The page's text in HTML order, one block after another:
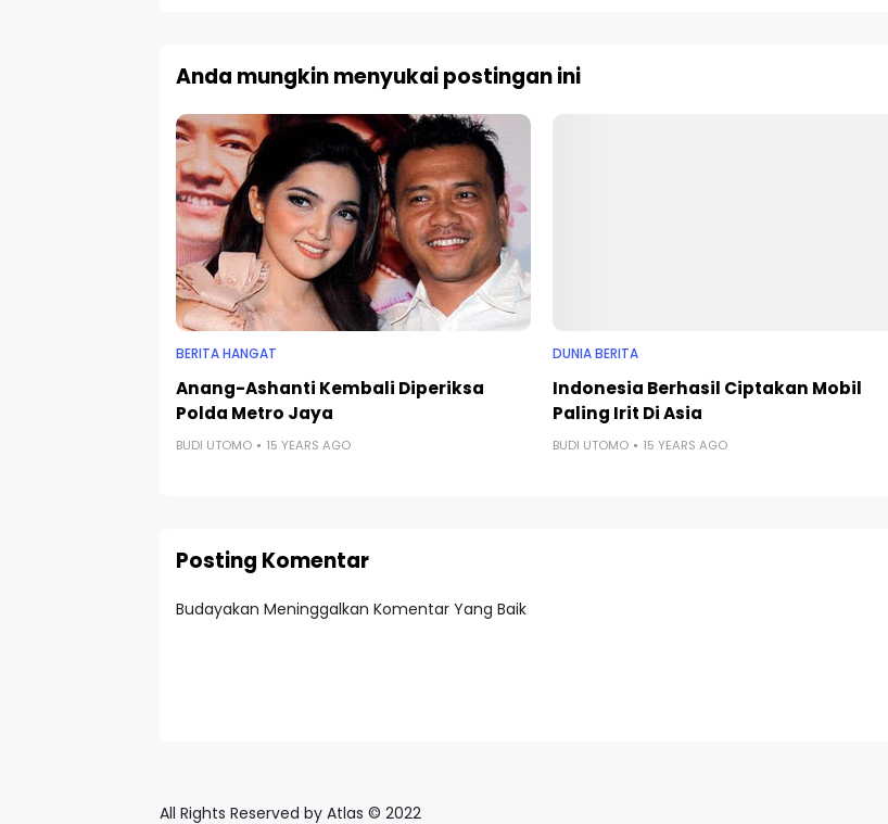
Anda mungkin menyukai postingan ini
BERITA HANGAT
Anang-Ashanti Kembali Diperiksa
Polda Metro Jaya
BUDI UTOMO 15 YEARS AGO
DUNIA BERITA
Indonesia Berhasil Ciptakan Mobil
Paling Irit Di Asia
BUDI UTOMO 15 YEARS AGO
Posting Komentar
Budayakan Meninggalkan Komentar Yang Baik
All Rights Reserved by Atlas © 2022